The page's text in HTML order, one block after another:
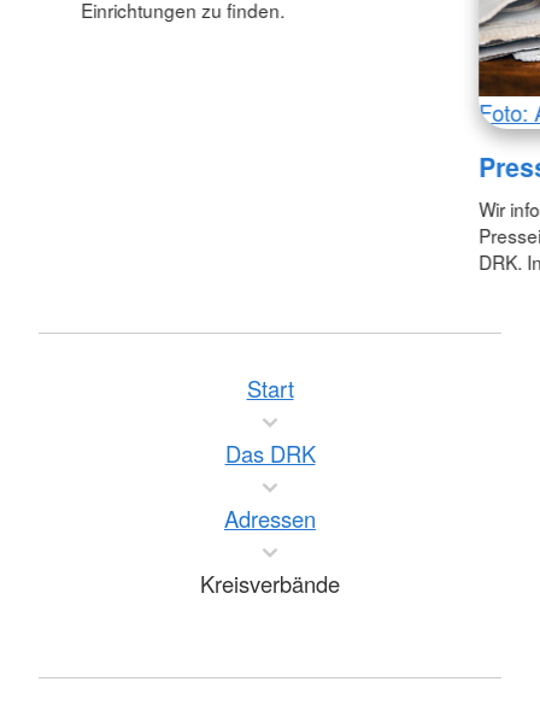
Einrichtungen zu finden.
Foto:
Wir
DRK.
Start
Das DRK
Adressen
Kreisverbände